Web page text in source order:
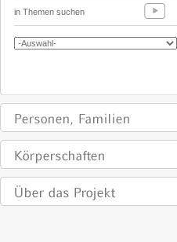
in Themen suchen